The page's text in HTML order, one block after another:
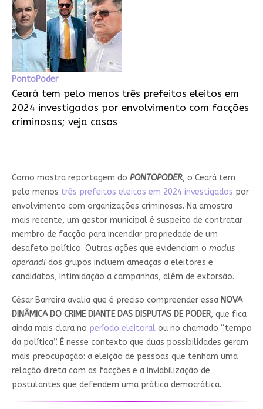
PontoPoder
Ceará tem pelo menos três prefeitos eleitos em
2024 investigados por envolvimento com facções
criminosas; veja casos
Como mostra reportagem do PONTOPODER, o Ceará tem
pelo menos três prefeitos eleitos em 2024 investigados por
envolvimento com organizações criminosas. Na amostra
mais recente, um gestor municipal é suspeito de contratar
membro de facção para incendiar propriedade de um
desafeto político. Outras ações que evidenciam o modus
operandidos grupos incluem ameaças a eleitores e
candidatos, intimidação a campanhas, além de extorsão.
César Barreira avalia que é preciso compreender essa NOVA
DINÂMICA DO CRIME DIANTE DAS DISPUTAS DE PODER, que fica
ainda mais clara no período eleitoralou no chamado “tempo
da política”. É nesse contexto que duas possibilidades geram
mais preocupação: a eleição de pessoas que tenham uma
relação direta com as facções e a inviabilização de
postulantes que defendem uma prática democrática.